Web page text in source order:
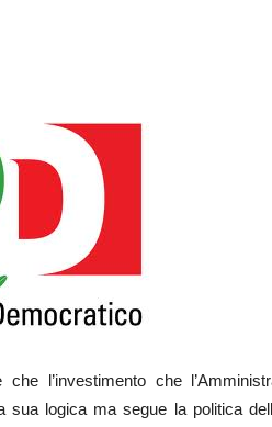
l’investimento che
logica ma segue la politica